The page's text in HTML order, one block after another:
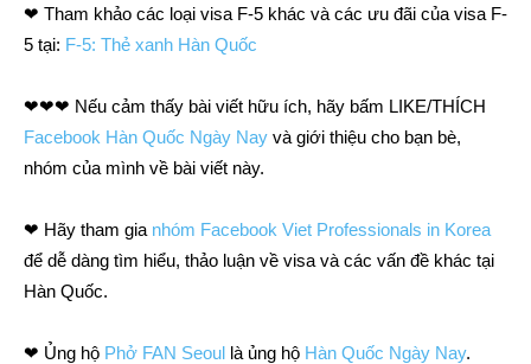
❤ Tham khảo các loại visa F-5 khác và các ưu đãi của visa F-
5 tại: F-5: Thẻ xanh Hàn Quốc
❤❤❤ Nếu cảm thấy bài viết hữu ích, hãy bấm LIKE/THÍCH
Facebook Hàn Quốc Ngày Nay và giới thiệu cho bạn bè,
nhóm của mình về bài viết này.
❤ Hãy tham gia nhóm Facebook Viet Professionals in Korea
để dễ dàng tìm hiểu, thảo luận về visa và các vấn đề khác tại
Hàn Quốc.
❤ Ủng hộ Phở FAN Seoul là ủng hộ Hàn Quốc Ngày Nay.